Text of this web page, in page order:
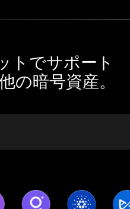
トでサポート
の暗号資産。